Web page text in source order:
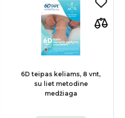
6D teipas keliams, 8 vnt,
su liet metodine
medžiaga